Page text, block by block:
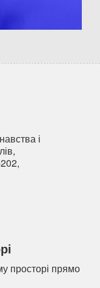
і
просторі прямо